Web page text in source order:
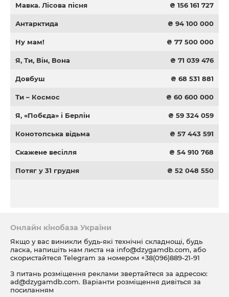
Мавка. Лісова пісня ₴ 156 161 727
Антарктида ₴ 94 100 000
Ну мам! ₴ 77 500 000
Я, Ти, Він, Вона ₴ 71 039 476
Довбуш ₴ 68 531 881
Ти – Космос ₴ 60 600 000
Я, «Побєда» і Берлін ₴ 59 324 059
Конотопська відьма ₴ 57 443 591
Скажене весілля ₴ 54 910 768
Потяг у 31 грудня ₴ 52 048 550
Онлайн кінобаза України
Якщо у вас виникли будь-які технічні складнощі, будь
ласка, напишіть нам листа на info@dzygamdb.com, або
скористайтеся Telegram за номером +38(096)889-21-91
З питань розміщення реклами звертайтеся за адресою:
ad@dzygamdb.com. Варіанти розміщення дивіться за
посиланням